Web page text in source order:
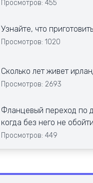
Просмотров: 455
Узнайте, что
Просмотров: 1020
Сколько лет живет
Просмотров: 2693
Фланцевый переход по
когда без него не
Просмотров: 449